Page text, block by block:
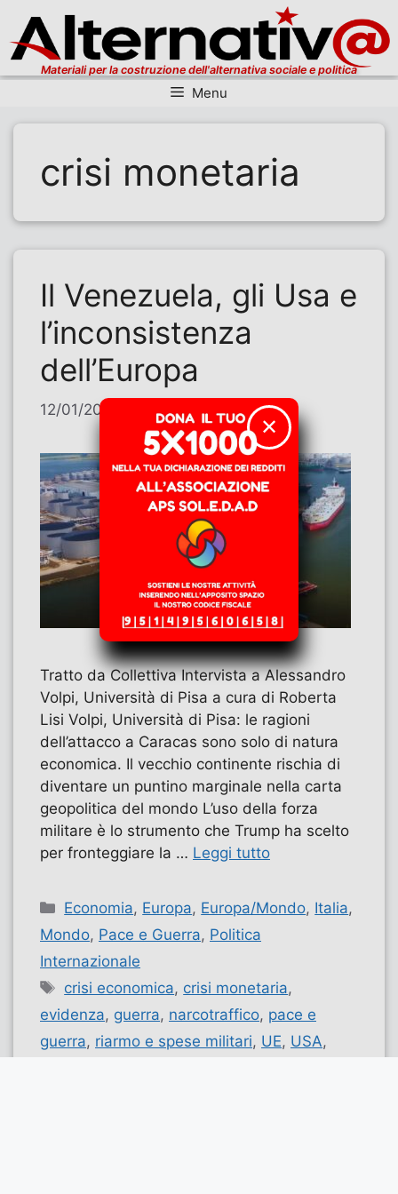
Materiali per la costruzione dell'alternativa sociale e politica
Menu
crisi monetaria
Il Venezuela, gli Usa e
l’inconsistenza
dell’Europa
12/01/2026 Contributi
Tratto da Collettiva Intervista a Alessandro
Volpi, Università di Pisa a cura di Roberta
Lisi Volpi, Università di Pisa: le ragioni
dell’attacco a Caracas sono solo di natura
economica. Il vecchio continente rischia di
diventare un puntino marginale nella carta
geopolitica del mondo L’uso della forza
militare è lo strumento che Trump ha scelto
per fronteggiare la … Leggi tutto
Categorie
Economia, Europa, Europa/Mondo, Italia,
Mondo, Pace e Guerra, Politica
Internazionale
Tag
crisi economica, crisi monetaria,
evidenza, guerra, narcotraffico, pace e
guerra, riarmo e spese militari, UE, USA,
✕